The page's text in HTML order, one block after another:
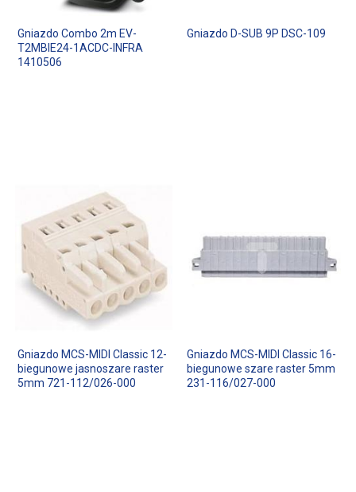
Gniazdo Combo 2m EV-
T2MBIE24-1ACDC-INFRA
1410506
Gniazdo D-SUB 9P DSC-109
Gniazdo MCS-MIDI Classic 12-
biegunowe jasnoszare raster
5mm 721-112/026-000
Gniazdo MCS-MIDI Classic 16-
biegunowe szare raster 5mm
231-116/027-000